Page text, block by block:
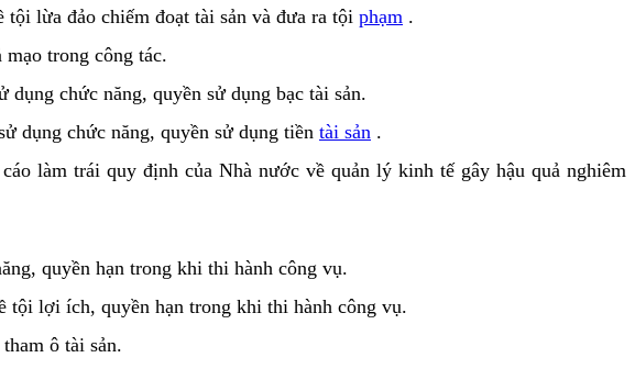
lừa đảo chiếm đoạt tài sản và đưa ra tội phạm .
trong công tác.
chức năng, quyền sử dụng bạc tài sản.
dụng chức năng, quyền sử dụng tiền tài sản .
làm trái quy định của Nhà nước về quản lý kinh tế gây hậu quả nghiêm
quyền hạn trong khi thi hành công vụ.
tội lợi ích, quyền hạn trong khi thi hành công vụ.
ô tài sản.